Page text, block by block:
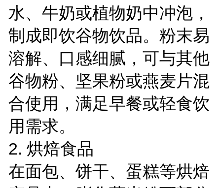
水、牛奶或植物奶中冲泡，
制成即饮谷物饮品。粉末易
溶解、口感细腻，可与其他
谷物粉、坚果粉或燕麦片混
合使用，满足早餐或轻食饮
用需求。
2. 烘焙食品
在面包、饼干、蛋糕等烘焙